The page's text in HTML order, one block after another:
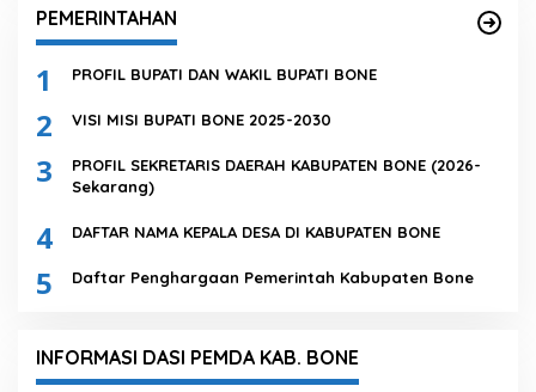
PEMERINTAHAN
1 PROFIL BUPATI DAN WAKIL BUPATI BONE
2 VISI MISI BUPATI BONE 2025-2030
3
PROFIL SEKRETARIS DAERAH KABUPATEN BONE (2026-
Sekarang)
4 DAFTAR NAMA KEPALA DESA DI KABUPATEN BONE
5 Daftar Penghargaan Pemerintah Kabupaten Bone
INFORMASI DASI PEMDA KAB. BONE